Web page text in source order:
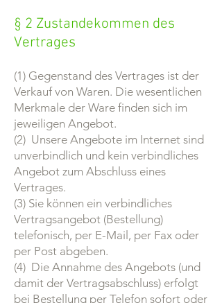
§ 2 Zustandekommen des
Vertrages
(1) Gegenstand des Vertrages ist der
Verkauf von Waren. Die wesentlichen
Merkmale der Ware finden sich im
jeweiligen Angebot.
(2) Unsere Angebote im Internet sind
unverbindlich und kein verbindliches
Angebot zum Abschluss eines
Vertrages.
(3) Sie können ein verbindliches
Vertragsangebot (Bestellung)
telefonisch, per E-Mail, per Fax oder
per Post abgeben.
(4) Die Annahme des Angebots (und
damit der Vertragsabschluss) erfolgt
bei Bestellung per Telefon sofort oder